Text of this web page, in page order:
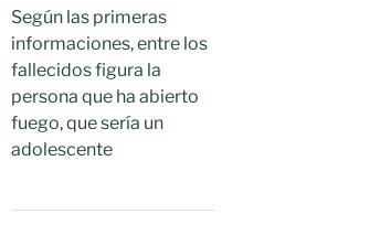
Según las primeras
informaciones, entre los
fallecidos figura la
persona que ha abierto
fuego, que sería un
adolescente